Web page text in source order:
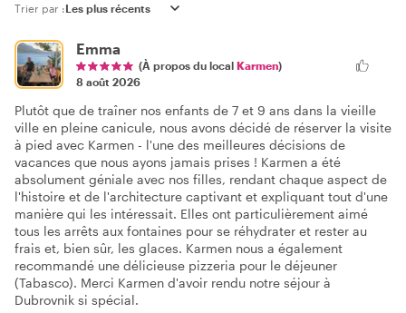
Trier par :
Emma
(À propos du local Karmen)
8 août 2026
Plutôt que de traîner nos enfants de 7 et 9 ans dans la vieille
ville en pleine canicule, nous avons décidé de réserver la visite
à pied avec Karmen - l'une des meilleures décisions de
vacances que nous ayons jamais prises ! Karmen a été
absolument géniale avec nos filles, rendant chaque aspect de
l'histoire et de l'architecture captivant et expliquant tout d'une
manière qui les intéressait. Elles ont particulièrement aimé
tous les arrêts aux fontaines pour se réhydrater et rester au
frais et, bien sûr, les glaces. Karmen nous a également
recommandé une délicieuse pizzeria pour le déjeuner
(Tabasco). Merci Karmen d'avoir rendu notre séjour à
Dubrovnik si spécial.